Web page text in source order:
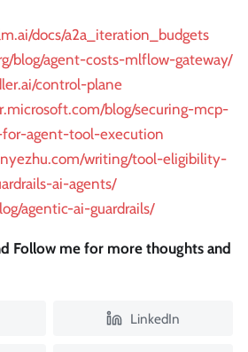
docs/a2a_iteration_budgets
blog/agent-costs-mlflow-gateway/
control-plane
blog/securing-mcp-
agent-tool-execution
writing/tool-eligibility-
ai-agents/
agentic-ai-guardrails/
Follow me for more thoughts and
LinkedIn